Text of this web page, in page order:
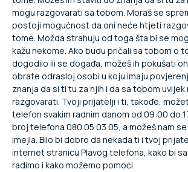
mogu razgovarati sa tobom. Moraš se
postoji mogućnost da oni neće htjeti
tome. Možda strahuju od toga šta bi se
kažu nekome. Ako budu pričali sa tobom o
dogodilo ili se događa, možeš ih pokušati
obrate odrasloj osobi u koju imaju
znanja da si ti tu za njih i da sa tobom uvijek
razgovarati. Tvoji prijatelji i ti, takođe,
telefon svakim radnim danom od 09:00 do
broj telefona 080 05 03 05, a možeš nam
imejla. Bilo bi dobro da nekada ti i tvoj
internet stranicu Plavog telefona, kako bi
radimo i kako možemo pomoći.